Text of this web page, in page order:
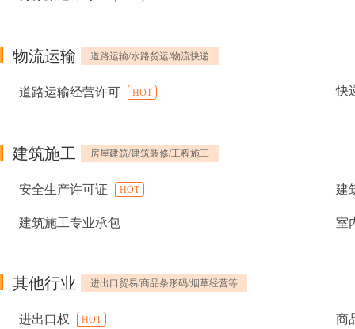
物流运输 道路运输/水路货运/物流快递
道路运输经营许可 HOT 快
建筑施工 房屋建筑/建筑装修/工程施工
安全生产许可证 HOT 建
建筑施工专业承包 室
其他行业 进出口贸易/商品条形码/烟草经营等
进出口权 HOT 商